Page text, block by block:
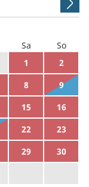
Sa
So
1
2
8
9
15
16
22
23
29
30